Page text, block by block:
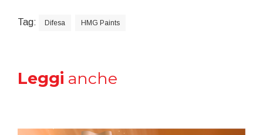
Tag: Difesa HMG Paints
Leggi anche